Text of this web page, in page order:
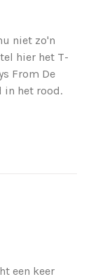
niet zo'n
hier het T-
From De
in het rood.
een keer